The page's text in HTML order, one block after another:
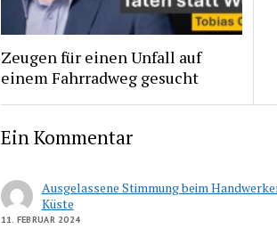
Zeugen für einen Unfall auf
einem Fahrradweg gesucht
Ein Kommentar
Ausgelassene Stimmung beim
Küste
11. FEBRUAR 2024